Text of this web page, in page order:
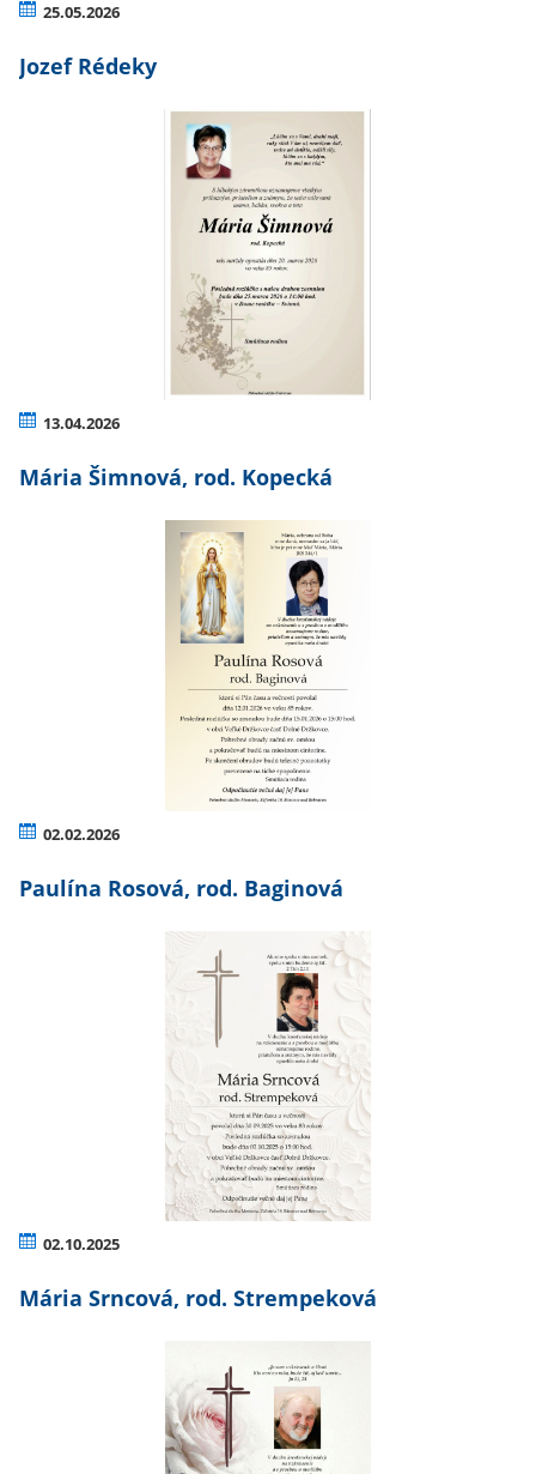
25.05.2026
Jozef Rédeky
13.04.2026
Mária Šimnová, rod. Kopecká
02.02.2026
Paulína Rosová, rod. Baginová
02.10.2025
Mária Srncová, rod. Strempeková